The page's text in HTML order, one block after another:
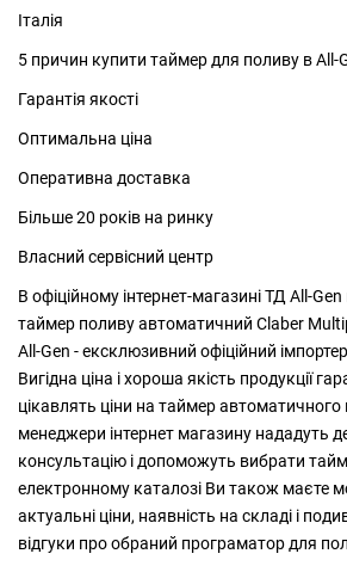
Італія
5 причин купити таймер для поливу в All-
Гарантія якості
Оптимальна ціна
Оперативна доставка
Більше 20 років на ринку
Власний сервісний центр
В офіційному інтернет-магазині ТД All-
таймер поливу автоматичний Claber
All-Gen - ексклюзивний офіційний
Вигідна ціна і хороша якість продукції
цікавлять ціни на таймер автоматичного
менеджери інтернет магазину нададуть
консультацію і допоможуть вибрати
електронному каталозі Ви також маєте
актуальні ціни, наявність на складі і
відгуки про обраний програматор для